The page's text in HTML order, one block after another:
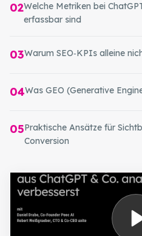
02Welche Metriken bei
erfassbar sind
03Warum SEO‑KPIs alleine
04Was GEO (Generative
05Praktische Ansätze für
Conversion